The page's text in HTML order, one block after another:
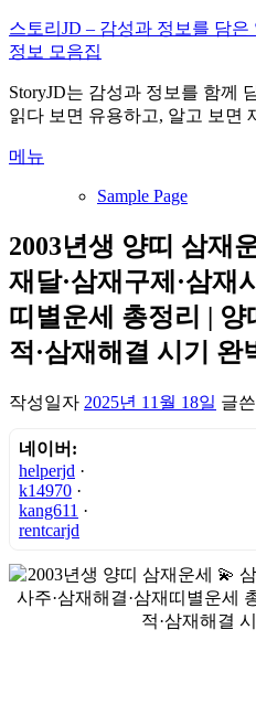
내
용
로
바
가
스토리JD – 감성과 정보를 담
정보 모음집
StoryJD는 감성과 정보를 함께
읽다 보면 유용하고, 알고 보면
메뉴
Sample Page
2003년생 양띠 삼재
재달·삼재구제·삼재
띠별운세 총정리 | 양
적·삼재해결 시기 완
작성일자 2025년 11월 18일 글
네이버:
helperjd ·
k14970 ·
kang611 ·
rentcarjd